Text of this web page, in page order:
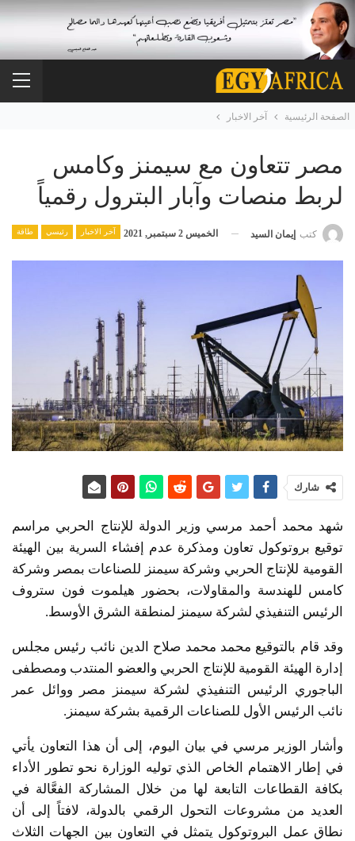
الصفحة الرئيسية آخر الاخبار
مصر تتعاون مع سيمنز وكامس
لربط منصات وآبار البترول رقمياً
آخر الاخبار رئيسي طاقة كتب إيمان السيد الخميس 2 سبتمبر, 2021
شارك
شهد محمد أحمد مرسي وزير الدولة للإنتاج الحربي مراسم
توقيع بروتوكول تعاون ومذكرة عدم إفشاء السرية بين الهيئة
القومية للإنتاج الحربي وشركة سيمنز للصناعات بمصر وشركة
كامس للهندسة والمقاولات، بحضور هيلموت فون ستروف
الرئيس التنفيذي لشركة سيمنز لمنطقة الشرق الأوسط.
وقد قام بالتوقيع محمد محمد صلاح الدين نائب رئيس مجلس
إدارة الهيئة القومية للإنتاج الحربي والعضو المنتدب ومصطفى
الباجوري الرئيس التنفيذي لشركة سيمنز مصر ووائل عمر
نائب الرئيس الأول للصناعات الرقمية بشركة سيمنز.
وأشار الوزير مرسي في بيان اليوم، إلى أن هذا التعاون يأتي
في إطار الاهتمام الخاص الذي توليه الوزارة نحو تطور الأداء
بكافة القطاعات التابعة لها من خلال المشاركة الفعَّالة في
العديد من مشروعات التحول الرقمي بالدولة، لافتاً إلى أن
نطاق عمل البروتوكول يتمثل في التعاون بين الجهات الثلاث